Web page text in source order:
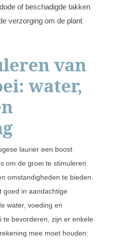
of beschadigde takken
verzorging om de plant
van
water,
laurier een boost
om de groei te stimuleren
omstandigheden te bieden.
goed in aandachtige
water, voeding en
te bevorderen, zijn er enkele
mee moet houden: